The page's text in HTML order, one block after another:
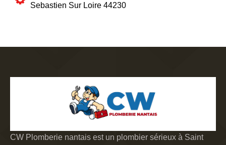
Sebastien Sur Loire 44230
CW Plomberie nantais est un plombier sérieux à Saint